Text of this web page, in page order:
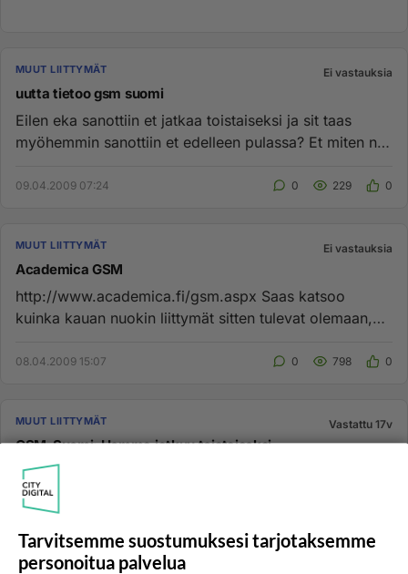
MUUT LIITTYMÄT Ei vastauksia
uutta tietoo gsm suomi
Eilen eka sanottiin et jatkaa toistaiseksi ja sit taas
myöhemmin sanottiin et edelleen pulassa? Et miten nyt
09.04.2009 07:24 0 229 0
MUUT LIITTYMÄT Ei vastauksia
Academica GSM
http://www.academica.fi/gsm.aspx Saas katsoo
kuinka kauan nuokin liittymät sitten tulevat olemaan,
08.04.2009 15:07 0 798 0
MUUT LIITTYMÄT Vastattu 17v
GSM-Suomi: Homma jatkuu toistaiseksi
http://www.digitoday.fi/mobiili/2009/04/08/gsm-
suomi-homma-jatkuu-toistaiseksi/20099239/66 GSM
Suomi siis jatkaa kusetu...
08.04.2009 14:17 8 1431
Tarvitsemme suostumuksesi tarjotaksemme
personoitua palvelua